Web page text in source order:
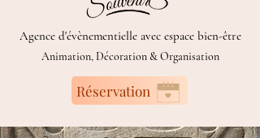
Réservation
Agence d'évènementielle avec espace bien-être
Animation, Décoration & Organisation